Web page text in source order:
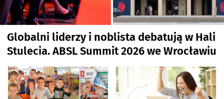
Globalni liderzy i noblista debatują w Hali
Stulecia. ABSL Summit 2026 we Wrocławiu